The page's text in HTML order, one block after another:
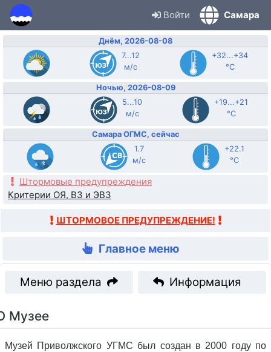
Войти Самара
Днём, 2026-08-08
7...12
м/с
+32...+34
°C
Ночью, 2026-08-09
5...10
м/с
+19...+21
°C
Самара ОГМС, сейчас
1.7
м/с
+22.1
°C
Штормовые предупреждения
Критерии ОЯ, ВЗ и ЭВЗ
ШТОРМОВОЕ ПРЕДУПРЕЖДЕНИЕ!
Главное меню
Меню раздела Информация
Музее
Музей Приволжского УГМС был создан в 2000 году по